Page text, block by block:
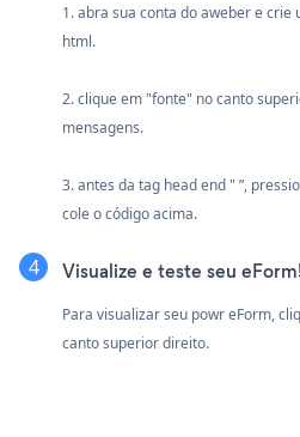
1. abra sua conta do aweber e
html.
2. clique em "fonte" no canto
mensagens.
3. antes da tag head end " ”,
cole o código acima.
Visualize e teste seu
Para visualizar seu powr eForm,
canto superior direito.